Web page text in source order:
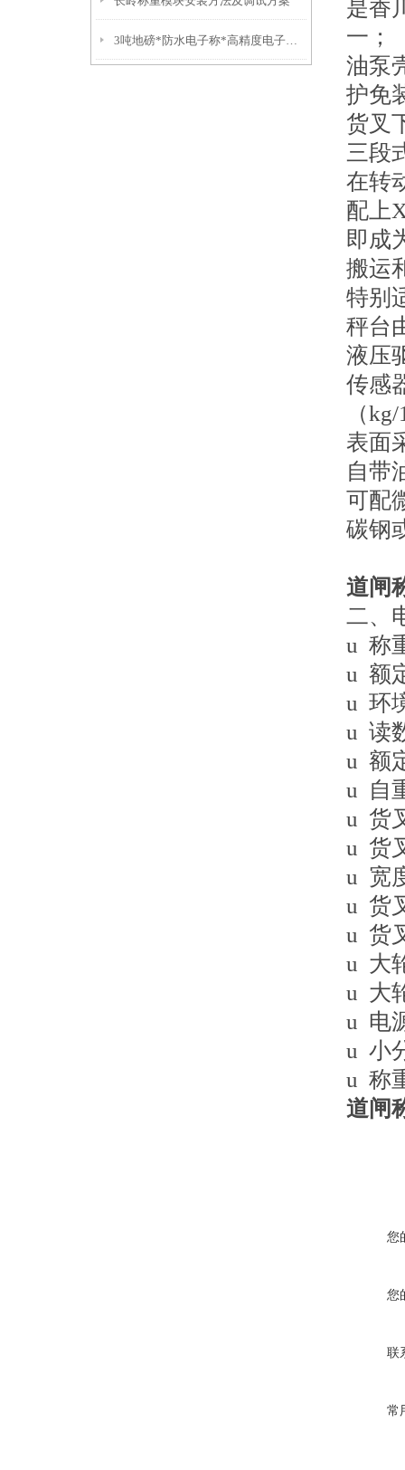
3吨地磅*防水电子称*高精度电子称*不锈钢叉车秤
是香
一；
油泵
护免
货叉
三段
在转
配上
即成
搬运
特别
秤台
液压
传感
（
表面
自带
可配
碳钢
道闸
二、
u 称
u 额
u 环
u 读
u 额
u 自
u 货
u 货
u 宽
u 货
u 货
u 大
u 大
u 电
u 小
u 称
道闸
您
您
联
常